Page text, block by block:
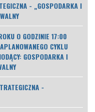
- „GOSPODARKA I
O GODZINIE 17:00
CYKLU
GOSPODARKA I
-